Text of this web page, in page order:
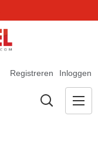
Registreren Inloggen